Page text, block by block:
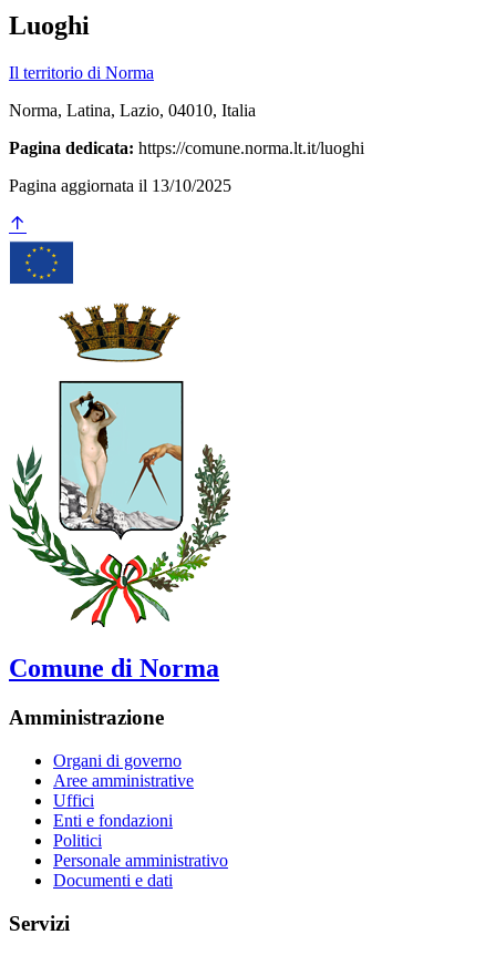
Luoghi
Il territorio di Norma
Norma, Latina, Lazio, 04010, Italia
Pagina dedicata: https://comune.norma.lt.it/luoghi
Pagina aggiornata il 13/10/2025
Comune di Norma
Amministrazione
Organi di governo
Aree amministrative
Uffici
Enti e fondazioni
Politici
Personale amministrativo
Documenti e dati
Servizi